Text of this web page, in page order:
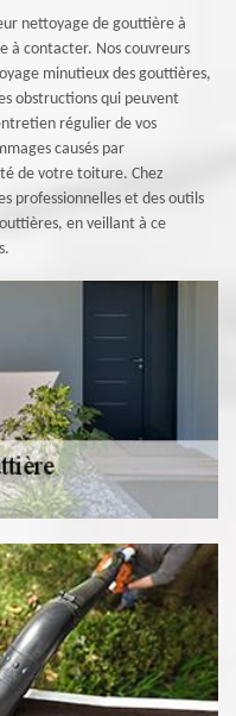
nettoyage de gouttière à
à contacter. Nos couvreurs
minutieux des gouttières,
obstructions qui peuvent
régulier de vos
causés par
de votre toiture. Chez
professionnelles et des outils
en veillant à ce